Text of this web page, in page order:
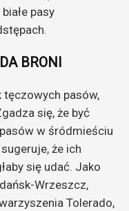
pasy
BRONI
pasów,
się, że być
w śródmieściu
że ich
się udać. Jako
Wrzeszcz,
Tolerado,